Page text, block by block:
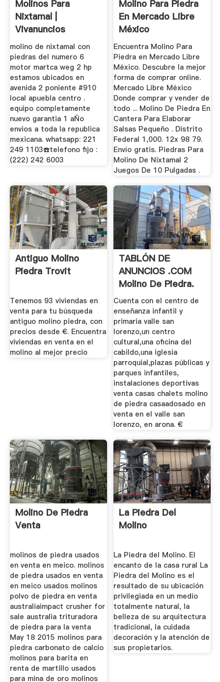
Molinos Para
Nixtamal |
Vivanuncios
Anuncios
Clasificados ...
molino de nixtamal con
piedras del numero 6
motor martca weg 2 hp
estamos ubicados en
avenida 2 poniente #910
local apuebla centro .
equipo completamente
nuevo garantia 1 aÑo
envios a toda la republica
mexicana. whatsapp: 221
249 1103☎️telefono fijo :
(222) 242 6003
Molino Para Piedra
En Mercado Libre
México
Encuentra Molino Para
Piedra en Mercado Libre
México. Descubre la mejor
forma de comprar online.
Mercado Libre México
Donde comprar y vender de
todo ... Molino De Piedra En
Cantera Para Elaborar
Salsas Pequeño . Distrito
Federal 1,000. 12x 98 79.
Envío gratis. Piedras Para
Molino De Nixtamal 2
Juegos De 10 Pulgadas .
Antiguo Molino
Piedra Trovit
Tenemos 93 viviendas en
venta para tu búsqueda
antiguo molino piedra, con
precios desde €. Encuentra
viviendas en venta en el
molino al mejor precio
TABLÓN DE
ANUNCIOS .COM
Molino De Piedra.
Venta Casas ...
Cuenta con el centro de
enseñanza infantil y
primaria valle san
lorenzo,un centro
cultural,una oficina del
cabildo,una iglesia
parroquial,plazas públicas y
parques infantiles,
instalaciones deportivas
venta casas chalets molino
de piedra casaadosado en
venta en el valle san
lorenzo, en arona. €
Molino De Piedra
Venta
molinos de piedra usados
en venta en meico. molinos
de piedra usados en venta
en meico usados molinos
polvo de piedra en venta
australiaimpact crusher for
sale australia trituradora
de piedra para la venta
May 18 2015 molinos para
piedra carbonato de calcio
molinos para barita en
renta de martillo usados
para mina de oro molinos
La Piedra Del
Molino
La Piedra del Molino. El
encanto de la casa rural La
Piedra del Molino es el
resultado de su ubicación
privilegiada en un medio
totalmente natural, la
belleza de su arquitectura
tradicional, la cuidada
decoración y la atención de
sus propietarios.